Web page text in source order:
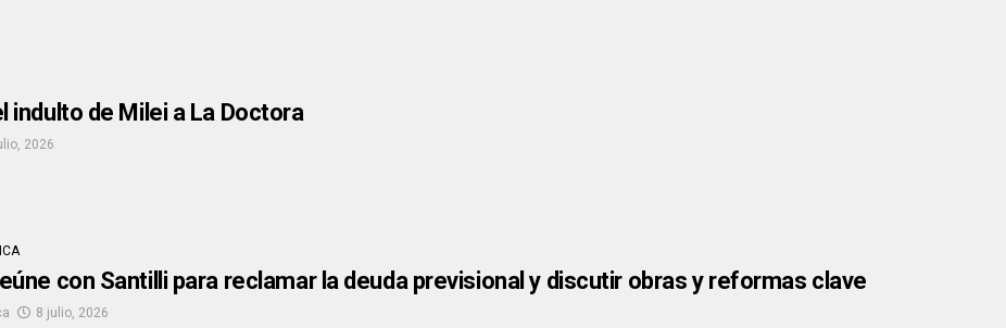
indulto de Milei a La Doctora
2026
con Santilli para reclamar la deuda previsional y discutir obras y reformas clave
8 julio, 2026